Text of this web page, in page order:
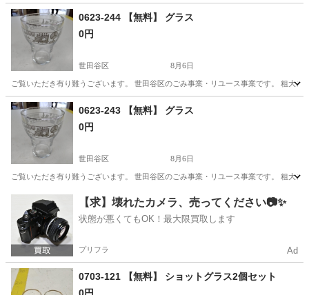
0623-244 【無料】 グラス
0円
世田谷区 8月6日
ご覧いただき有り難うございます。 世⽥⾕区のごみ事業・リユース事業です。 粗
東京 世田谷区 リユース
0623-243 【無料】 グラス
0円
世田谷区 8月6日
ご覧いただき有り難うございます。 世⽥⾕区のごみ事業・リユース事業です。 粗
食器 リユース
【求】壊れたカメラ、売ってください📷✨
状態が悪くてもOK！最大限買取します
プリフラ Ad
0703-121 【無料】 ショットグラス2個セット